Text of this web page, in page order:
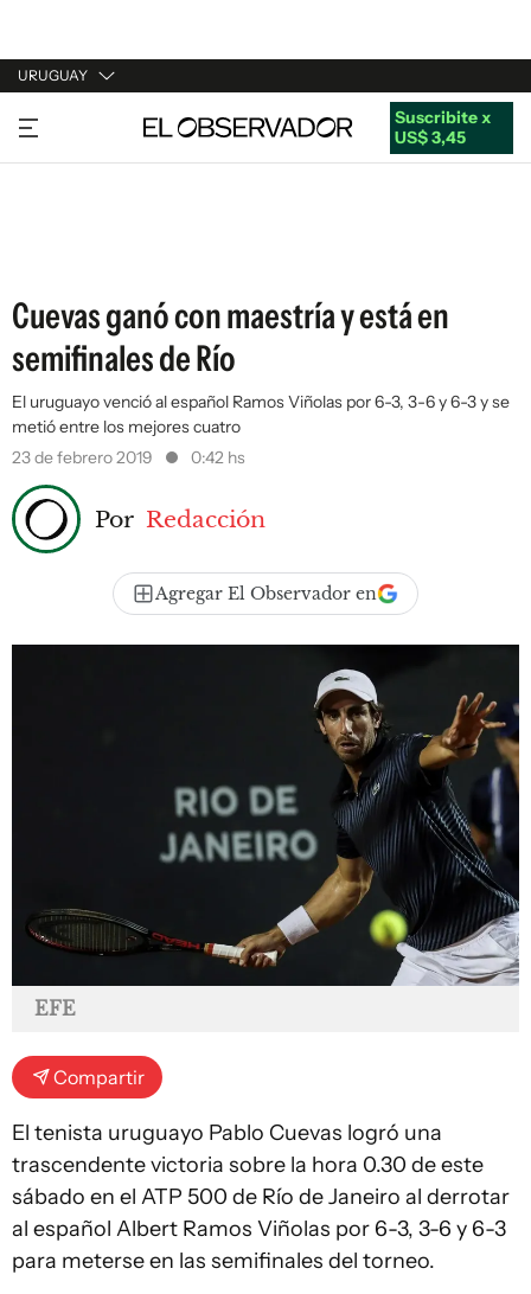
URUGUAY
URUGUAY
ARGENTINA
Suscribite x
US$ 3,45
Cuevas ganó con maestría y está en
semifinales de Río
El uruguayo venció al español Ramos Viñolas por 6-3, 3-6 y 6-3 y se
metió entre los mejores cuatro
23 de febrero 2019
0:42 hs
Por Redacción
Agregar El Observador en
EFE
Compartir
El tenista uruguayo Pablo Cuevas logró una
trascendente victoria sobre la hora 0.30 de este
sábado en el ATP 500 de Río de Janeiro al derrotar
al español Albert Ramos Viñolas por 6-3, 3-6 y 6-3
para meterse en las semifinales del torneo.